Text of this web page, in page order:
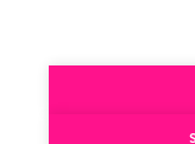
Сopyright ©